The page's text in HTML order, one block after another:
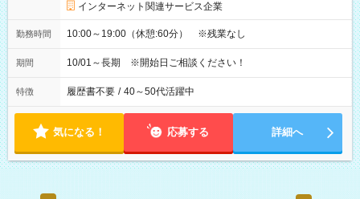
インターネット関連サービス企業
勤務時間 10:00～19:00（休憩:60分） ※残業なし
期間 10/01～長期 ※開始日ご相談ください！
特徴 履歴書不要 / 40～50代活躍中
気になる！ 応募する 詳細へ